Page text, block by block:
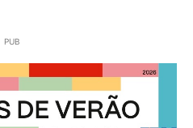
PUB